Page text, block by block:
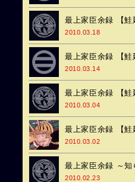
最上家臣余録 【
2010.03.18
最上家臣余録 【
2010.03.14
最上家臣余録 【
2010.03.04
最上家臣余録 【
2010.03.02
最上家臣余録 ～
2010.02.23